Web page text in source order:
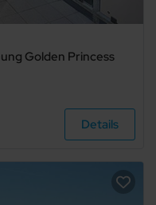
Golden Princess
Details